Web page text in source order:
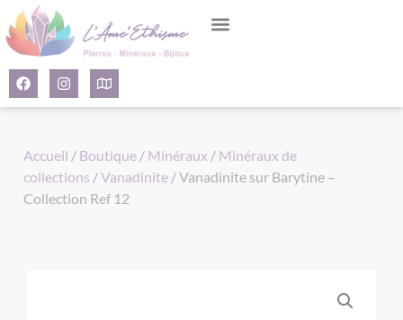
Accueil / Boutique / Minéraux / Minéraux de
collections /Vanadinite / Vanadinite sur Barytine –
Collection Ref 12
Panneau de gestion des cookies